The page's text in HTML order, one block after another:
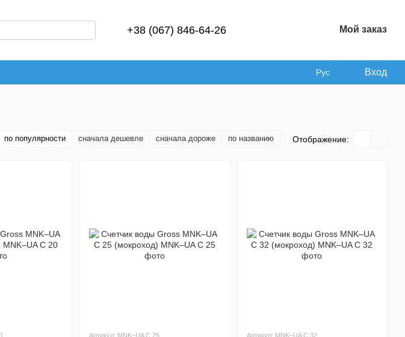
+38 (067) 846-64-26 Мой заказ
Рус Вход
по популярности сначала дешевле сначала дороже по названию Отображение:
Артикул: MNK–UA C 25 Артикул: MNK–UA C 32